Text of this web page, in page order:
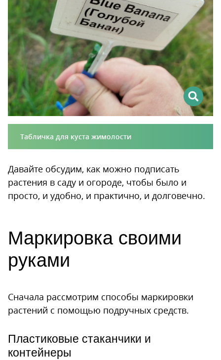
Табличка для куста жимолости
Давайте обсудим, как можно подписать
растения в саду и огороде, чтобы было и
просто, и удобно, и практично, и долговечно.
Маркировка своими
руками
Сначала рассмотрим способы маркировки
растений с помощью подручных средств.
Пластиковые стаканчики и
контейнеры